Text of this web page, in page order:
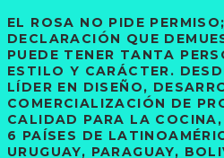
EL ROSA NO PIDE
DECLARACIÓN QUE
PUEDE TENER TANTA
ESTILO Y CARÁCTER.
LÍDER EN DISEÑO,
COMERCIALIZACIÓN DE
CALIDAD PARA LA COCINA,
6 PAÍSES DE
URUGUAY, PARAGUAY,